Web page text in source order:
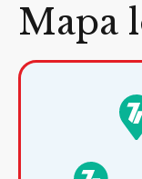
Mapa